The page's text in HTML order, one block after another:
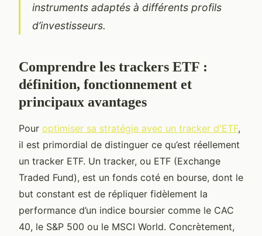
instruments adaptés à différents profils
d’investisseurs.
Comprendre les trackers ETF :
définition, fonctionnement et
principaux avantages
Pour optimiser sa stratégie avec un tracker d'ETF,
il est primordial de distinguer ce qu’est réellement
un tracker ETF. Un tracker, ou ETF (Exchange
Traded Fund), est un fonds coté en bourse, dont le
but constant est de répliquer fidèlement la
performance d’un indice boursier comme le CAC
40, le S&P 500 ou le MSCI World. Concrètement,